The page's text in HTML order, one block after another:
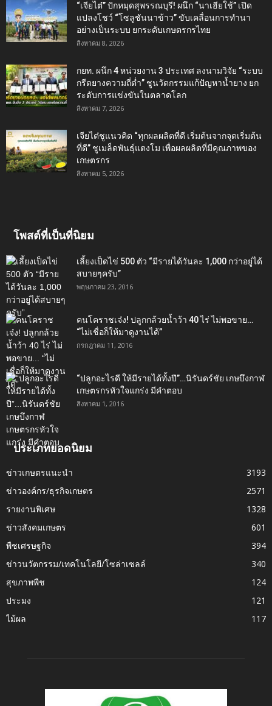
“เจียไต๋” ปักหมุดสุพรรณบุรี! ผนึก “นาเฮียใช้” เปิด
แปลงโชว์ “โซลูชันนาข้าว” ขับเคลื่อนการทำนา
อย่างเป็นระบบ ยกระดับเกษตรกรไทย
สิงหาคม 8, 2026
กยท. ผนึก 4 หน่วยงาน 3 ประเทศ ลงนามวิจัย “ระบบ
กรีดยางความถี่ต่ำ” ชูนวัตกรรมแก้ปัญหาน้ำยาง ยก
ระดับการแข่งขันในตลาดโลก
สิงหาคม 7, 2026
เจียไต๋ชูแนวคิด “ทุกผลผลิตที่ดี เริ่มต้นจากจุดเริ่มต้น
ที่ดี” ชูเมล็ดพันธุ์แตงโม เพื่อผลผลิตที่มีคุณภาพของ
เกษตรกร
สิงหาคม 5, 2026
โพสต์ที่เป็นที่นิยม
เลี้ยงเป็ดไข่ 500 ตัว “มีรายได้วันละ 1,000 กว่าอยู่ได้
สบายๆครับ”
พฤษภาคม 23, 2016
คนโคราชเจ๋ง! ปลูกกล้วยน้ำว้า 40 ไร่ ไม่พอขาย…
“ไม่เชื่อก็ให้มาดูงานได้”‬
กรกฎาคม 11, 2016
“ปลูกอะไรดี ให้มีรายได้ทั้งปี”…นิรันดร์ชัย เกษบึงกาฬ
เกษตรกรหัวใจแกร่ง มีคำตอบ
สิงหาคม 1, 2016
ประเภทยอดนิยม
ข่าวเกษตรแนะนำ
3193
ข่าวองค์กร/ธุรกิจเกษตร
2571
รายงานพิเศษ
1328
ข่าวสังคมเกษตร
601
พืชเศรษฐกิจ
394
ข่าวนวัตกรรม/เทคโนโลยี/โซล่าเซลล์
340
สุขภาพพืช
124
ประมง
121
ไม้ผล
117